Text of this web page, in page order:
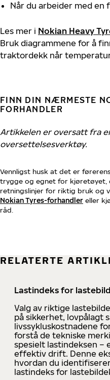
Når du arbeider med en
Les mer i Nokian Heavy
Bruk diagrammene for å
traktordekk når
FINN DIN NÆRMESTE
FORHANDLER
Artikkelen er oversatt fra
oversettelsesverktøy.
Vennligst husk at det er
trygge og egnet for kjøretøyet,
retningslinjer for riktig bruk og
Nokian Tyres-forhandler eller
råd.
RELATERTE
Lastindeks for
Valg av riktige
på sikkerhet, lovpålagt
livssykluskostnadene
forstå de tekniske
spesielt lastindeksen –
effektiv drift. Denne
hvordan du
lastindeks for